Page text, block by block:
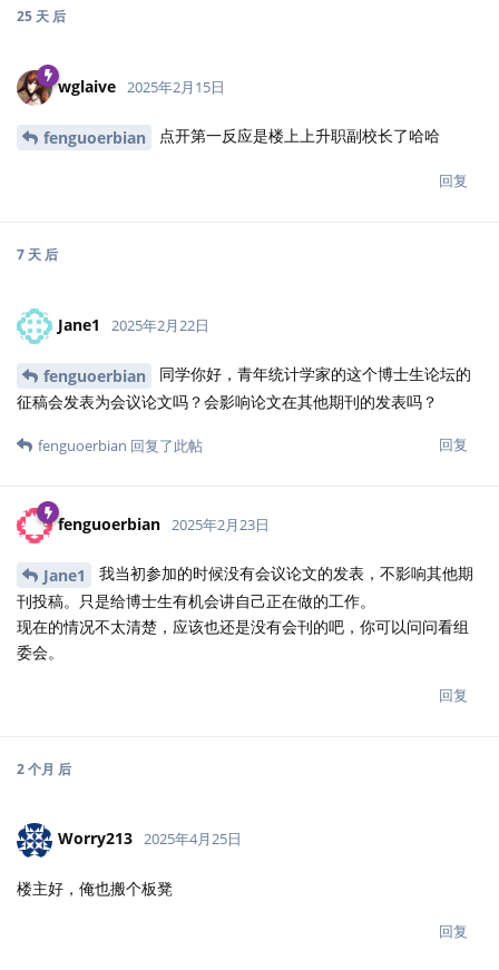
25 天 后
wglaive 2025年2月15日
fenguoerbian 点开第一反应是楼上上升职副校长了哈哈
回复
7 天 后
Jane1 2025年2月22日
fenguoerbian
同学你好，青年统计学家的这个博士生论坛的
征稿会发表为会议论文吗？会影响论文在其他期刊的发表吗？
回复
fenguoerbian 回复了此帖
fenguoerbian 2025年2月23日
Jane1
我当初参加的时候没有会议论文的发表，不影响其他期
刊投稿。只是给博士生有机会讲自己正在做的工作。
现在的情况不太清楚，应该也还是没有会刊的吧，你可以问问看组
委会。
回复
2 个月 后
Worry213 2025年4月25日
楼主好，俺也搬个板凳
回复